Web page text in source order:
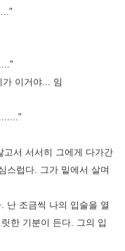
이거야... 임
고서 서서히 그에게 다가간
스럽다.
그가 밑에서 살며
난 조금씩 나의 입술을 열
한 기분이 든다.
그의 입